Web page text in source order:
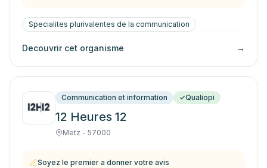
Specialites plurivalentes de la communication
Decouvrir cet organisme →
Communication et information Qualiopi
12 Heures 12
Metz - 57000
Soyez le premier a donner votre avis